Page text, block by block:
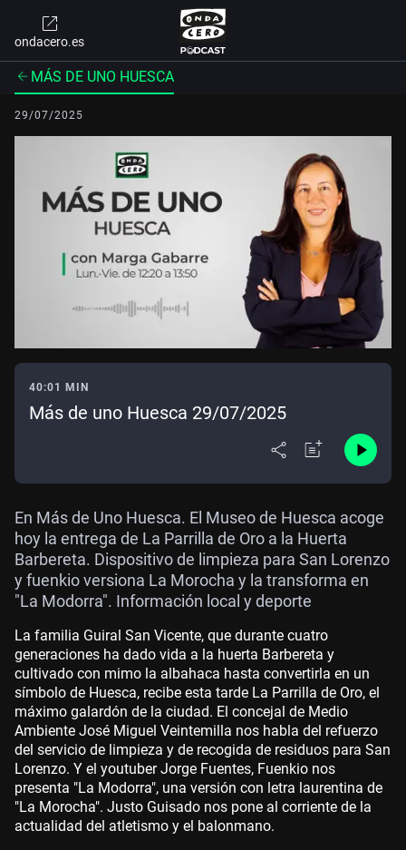
ondacero.es
MÁS DE UNO HUESCA
29/07/2025
40:01 MIN
Más de uno Huesca 29/07/2025
En Más de Uno Huesca. El Museo de Huesca acoge
hoy la entrega de La Parrilla de Oro a la Huerta
Barbereta. Dispositivo de limpieza para San Lorenzo
y fuenkio versiona La Morocha y la transforma en
"La Modorra". Información local y deporte
La familia Guiral San Vicente, que durante cuatro
generaciones ha dado vida a la huerta Barbereta y
cultivado con mimo la albahaca hasta convertirla en un
símbolo de Huesca, recibe esta tarde La Parrilla de Oro, el
máximo galardón de la ciudad. El concejal de Medio
Ambiente José Miguel Veintemilla nos habla del refuerzo
del servicio de limpieza y de recogida de residuos para San
Lorenzo. Y el youtuber Jorge Fuentes, Fuenkio nos
presenta "La Modorra", una versión con letra laurentina de
"La Morocha". Justo Guisado nos pone al corriente de la
actualidad del atletismo y el balonmano.